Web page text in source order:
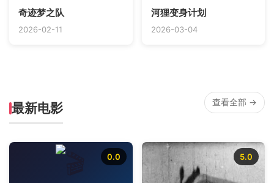
奇迹梦之队
2026-02-11
河狸变身计划
2026-03-04
最新电影 查看全部 →
0.0 5.0